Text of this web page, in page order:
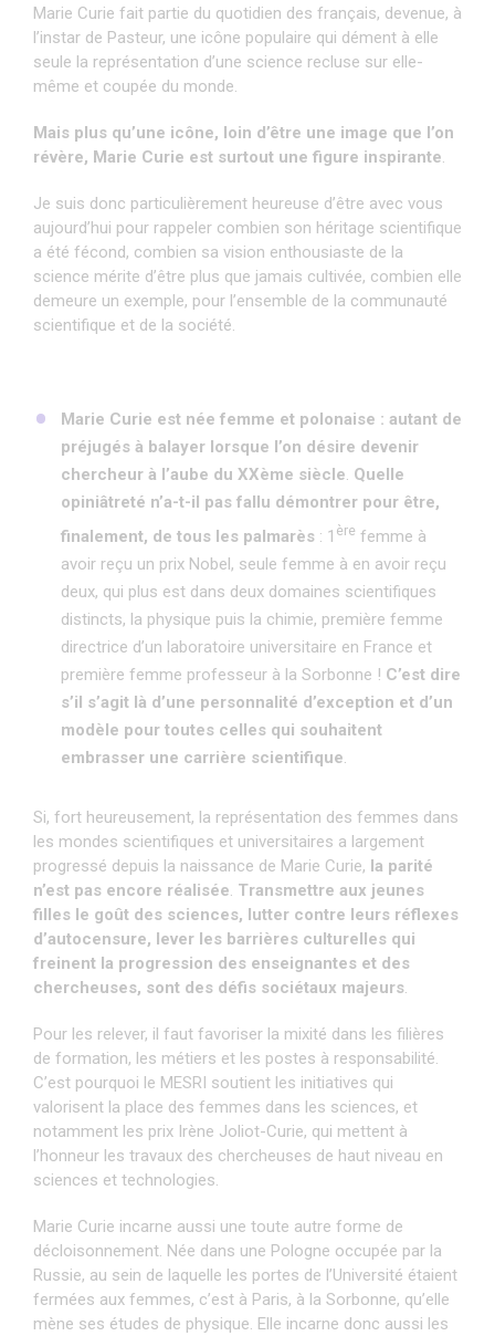
Marie Curie fait partie du quotidien des français, devenue, à
l’instar de Pasteur, une icône populaire qui dément à elle
seule la représentation d’une science recluse sur elle-
même et coupée du monde.
Mais plus qu’une icône, loin d’être une image que l’on
révère, Marie Curie est surtout une figure inspirante.
Je suis donc particulièrement heureuse d’être avec vous
aujourd’hui pour rappeler combien son héritage scientifique
a été fécond, combien sa vision enthousiaste de la
science mérite d’être plus que jamais cultivée, combien elle
demeure un exemple, pour l’ensemble de la communauté
scientifique et de la société.
Marie Curie est née femme et polonaise : autant de
préjugés à balayer lorsque l’on désire devenir
chercheur à l’aube du XXème siècle. Quelle
opiniâtreté n’a-t-il pas fallu démontrer pour être,
finalement, de tous les palmarès : 1 ère femme à
avoir reçu un prix Nobel, seule femme à en avoir reçu
deux, qui plus est dans deux domaines scientifiques
distincts, la physique puis la chimie, première femme
directrice d’un laboratoire universitaire en France et
première femme professeur à la Sorbonne ! C’est dire
s’il s’agit là d’une personnalité d’exception et d’un
modèle pour toutes celles qui souhaitent
embrasser une carrière scientifique.
Si, fort heureusement, la représentation des femmes dans
les mondes scientifiques et universitaires a largement
progressé depuis la naissance de Marie Curie, la parité
n’est pas encore réalisée. Transmettre aux jeunes
filles le goût des sciences, lutter contre leurs réflexes
d’autocensure, lever les barrières culturelles qui
freinent la progression des enseignantes et des
chercheuses, sont des défis sociétaux majeurs.
Pour les relever, il faut favoriser la mixité dans les filières
de formation, les métiers et les postes à responsabilité.
C’est pourquoi le MESRI soutient les initiatives qui
valorisent la place des femmes dans les sciences, et
notamment les prix Irène Joliot-Curie, qui mettent à
l’honneur les travaux des chercheuses de haut niveau en
sciences et technologies.
Marie Curie incarne aussi une toute autre forme de
décloisonnement. Née dans une Pologne occupée par la
Russie, au sein de laquelle les portes de l’Université étaient
fermées aux femmes, c’est à Paris, à la Sorbonne, qu’elle
mène ses études de physique. Elle incarne donc aussi les